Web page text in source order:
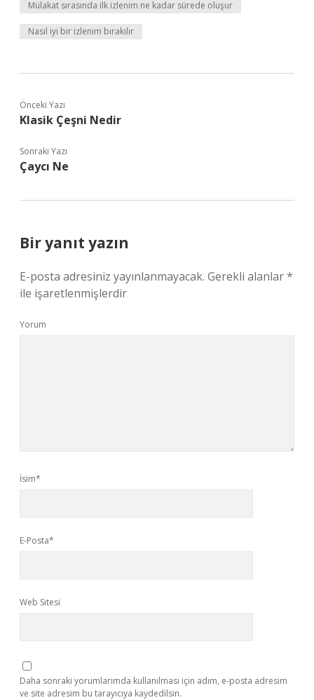
Mülakat sırasında ilk izlenim ne kadar sürede oluşur
Nasıl iyi bir izlenim bırakılır
Önceki Yazı
Klasik Çeşni Nedir
Sonraki Yazı
Çaycı Ne
Bir yanıt yazın
E-posta adresiniz yayınlanmayacak. Gerekli alanlar*
ile işaretlenmişlerdir
Yorum
İsim*
E-Posta*
Web Sitesi
Daha sonraki yorumlarımda kullanılması için adım, e-posta adresim
ve site adresim bu tarayıcıya kaydedilsin.